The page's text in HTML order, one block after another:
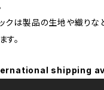
クは製品の生地や織りな
す。
shipping